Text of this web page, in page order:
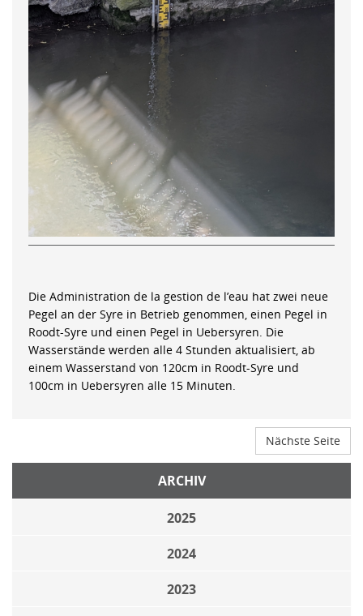
Die Administration de la gestion de l’eau hat zwei neue
Pegel an der Syre in Betrieb genommen, einen Pegel in
Roodt-Syre und einen Pegel in Uebersyren. Die
Wasserstände werden alle 4 Stunden aktualisiert, ab
einem Wasserstand von 120cm in Roodt-Syre und
100cm in Uebersyren alle 15 Minuten.
Nächste Seite
ARCHIV
2025
2024
2023